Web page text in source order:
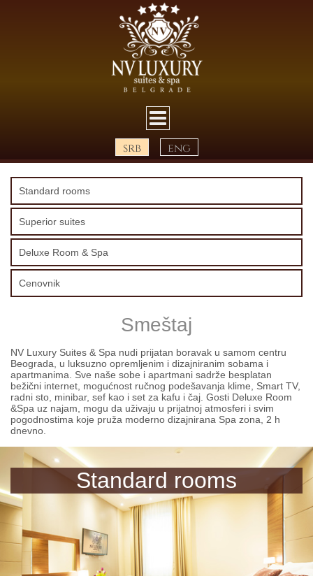
srb eng
Standard rooms
Superior suites
Deluxe Room & Spa
Cenovnik
Smeštaj
NV Luxury Suites & Spa nudi prijatan boravak u samom centru
Beograda, u luksuzno opremljenim i dizajniranim sobama i
apartmanima. Sve naše sobe i apartmani sadrže besplatan
bežični internet, mogućnost ručnog podešavanja klime, Smart TV,
radni sto, minibar, sef kao i set za kafu i čaj. Gosti Deluxe Room
&Spa uz najam, mogu da uživaju u prijatnoj atmosferi i svim
pogodnostima koje pruža moderno dizajnirana Spa zona, 2 h
dnevno.
Standard rooms